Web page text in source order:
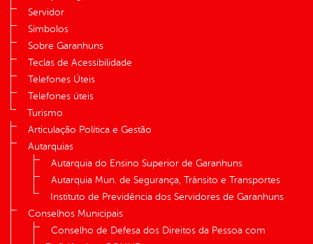
Servidor
Símbolos
Sobre Garanhuns
Teclas de Acessibilidade
Telefones Úteis
Telefones úteis
Turismo
Articulação Política e Gestão
Autarquias
Autarquia do Ensino Superior de Garanhuns
Autarquia Mun. de Segurança, Trânsito e Transportes
Instituto de Previdência dos Servidores de Garanhuns
Conselhos Municipais
Conselho de Defesa dos Direitos da Pessoa com